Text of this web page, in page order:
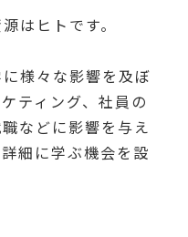
はヒトです。
様々な影響を及ぼ
ティング、社員の
などに影響を与え
細に学ぶ機会を設